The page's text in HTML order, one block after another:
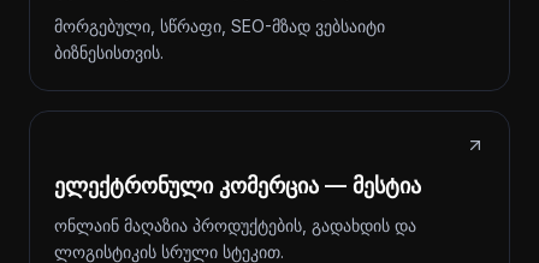
მორგებული, სწრაფი, SEO-მზად ვებსაიტი
ბიზნესისთვის.
ელექტრონული კომერცია — მესტია
ონლაინ მაღაზია პროდუქტების, გადახდის და
ლოგისტიკის სრული სტეკით.